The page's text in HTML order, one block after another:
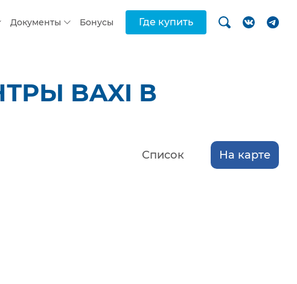
Документы Бонусы Где купить
BAXI В
Список На карте